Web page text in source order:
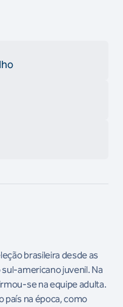
brasileira desde as
americano juvenil. Na
se na equipe adulta.
país na época, como